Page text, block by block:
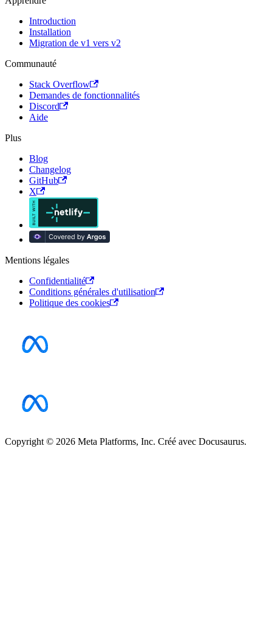
Introduction
Installation
Migration de v1 vers v2
Communauté
Stack Overflow
Demandes de fonctionnalités
Discord
Aide
Plus
Blog
Changelog
GitHub
X
Mentions légales
Confidentialité
Conditions générales d'utilisation
Politique des cookies
Copyright © 2026 Meta Platforms, Inc. Créé avec Docusaurus.